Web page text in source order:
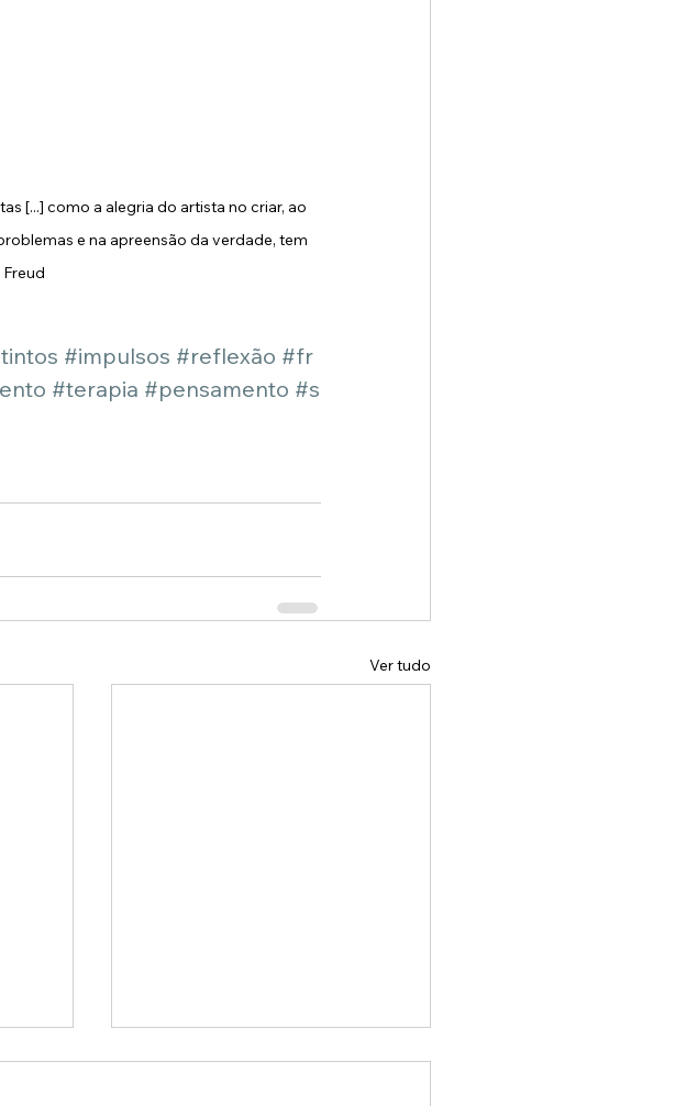
[...] como a alegria do artista no criar, ao
e na apreensão da verdade, tem
#impulsos #reflexão #fr
#terapia #pensamento #s
Ver tudo